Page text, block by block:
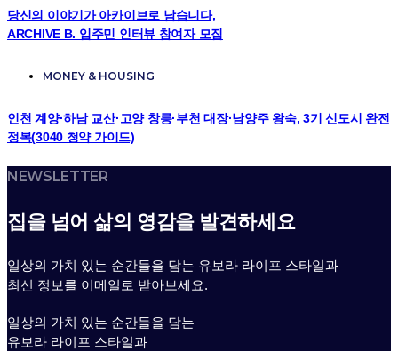
당신의 이야기가 아카이브로 남습니다,
ARCHIVE B. 입주민 인터뷰 참여자 모집
MONEY & HOUSING
인천 계양·하남 교산·고양 창릉·부천 대장·남양주 왕숙, 3기 신도시 완전
정복(3040 청약 가이드)
NEWSLETTER
집을 넘어 삶의 영감을 발견하세요
일상의 가치 있는 순간들을 담는 유보라 라이프 스타일과
최신 정보를 이메일로 받아보세요.
일상의 가치 있는 순간들을 담는
유보라 라이프 스타일과